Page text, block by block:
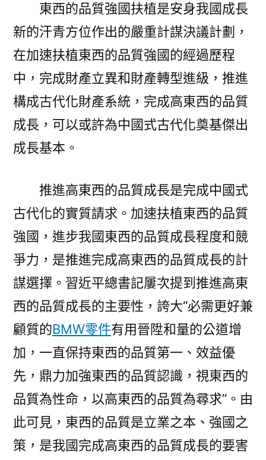
東西的品質強國扶植是安身我國成長
新的汗青方位作出的嚴重計謀決議計劃，
在加速扶植東西的品質強國的經過歷程
中，完成財產立異和財產轉型進級，推進
構成古代化財產系統，完成高東西的品質
成長，可以或許為中國式古代化奠基傑出
成長基本。
推進高東西的品質成長是完成中國式
古代化的實質請求。加速扶植東西的品質
強國，進步我國東西的品質成長程度和競
爭力，是推進完成高東西的品質成長的計
謀選擇。習近平總書記屢次提到推進高東
西的品質成長的主要性，誇大“必需更好兼
顧質的BMW零件有用晉陞和量的公道增
加，一直保持東西的品質第一、效益優
先，鼎力加強東西的品質認識，視東西的
品質為性命，以高東西的品質為尋求”。由
此可見，東西的品質是立業之本、強國之
策，是我國完成高東西的品質成長的要害